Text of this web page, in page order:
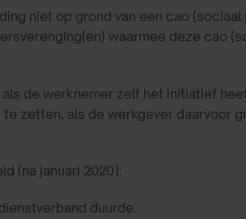
niet op grond van een cao (sociaal
waarmee deze cao
de werknemer zelf het initiatief
zetten, als de werkgever daarvoor
(na januari 2020):
duurde.